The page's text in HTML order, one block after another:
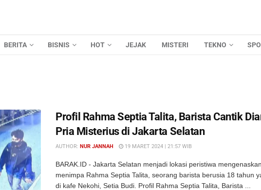
BERITA BISNIS HOT JEJAK MISTERI TEKNO
Profil Rahma Septia Talita, Barista Cantik
Pria Misterius di Jakarta Selatan
AUTHOR: NUR JANNAH 19 MARET 2024 | 21:57 WIB
BARAK.ID - Jakarta Selatan menjadi lokasi peristiwa
menimpa Rahma Septia Talita, seorang barista berusia 18 tahun
di kafe Nekohi, Setia Budi. Profil Rahma Septia Talita, Barista ...